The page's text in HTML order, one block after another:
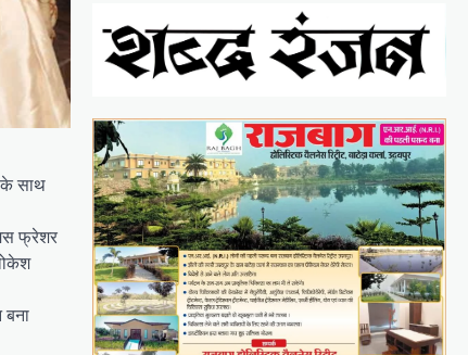
के साथ
फ्रेशर
बना